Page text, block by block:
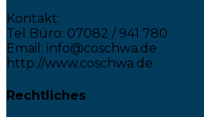
Kontakt:
Tel Büro: 07082 / 941 780
Email: info@coschwa.de
http://www.coschwa.de
Rechtliches